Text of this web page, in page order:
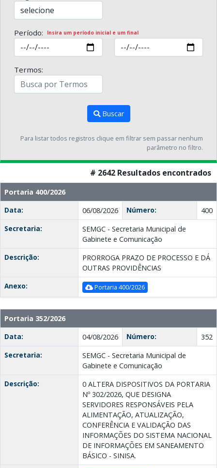
Período: Insira um período inicial e um final
Termos:
Buscar
Para listar todos registros clique em filtrar sem passar nenhum
parâmetro no filtro.
# 2642 Resultados encontrados
Portaria 400/2026
Data:
06/08/2026 Número:
400
Secretaria:
SEMGC - Secretaria Municipal de
Gabinete e Comunicação
Descrição:
PRORROGA PRAZO DE PROCESSO E DÁ
OUTRAS PROVIDÊNCIAS
Anexo:
Portaria 400/2026
Portaria 352/2026
Data:
04/08/2026 Número:
352
Secretaria:
SEMGC - Secretaria Municipal de
Gabinete e Comunicação
Descrição:
0 ALTERA DISPOSITIVOS DA PORTARIA
Nº 302/2026, QUE DESIGNA
SERVIDORES RESPONSÁVEIS PELA
ALIMENTAÇÃO, ATUALIZAÇÃO,
CONFERÊNCIA E VALIDAÇÃO DAS
INFORMAÇÕES DO SISTEMA NACIONAL
DE INFORMAÇÕES EM SANEAMENTO
BÁSICO - SINISA.